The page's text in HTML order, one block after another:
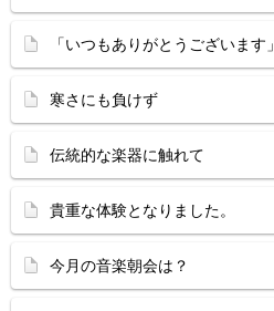
「いつもありがとうございます」
寒さにも負けず
伝統的な楽器に触れて
貴重な体験となりました。
今月の音楽朝会は？